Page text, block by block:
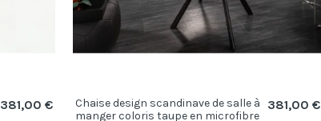
381,00 €
Chaise design scandinave de salle à
manger coloris taupe en microfibre
381,00 €